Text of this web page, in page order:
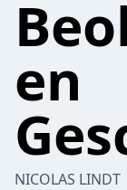
en
NICOLAS LINDT